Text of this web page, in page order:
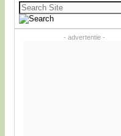
Zoeken
naar:
- advertentie -